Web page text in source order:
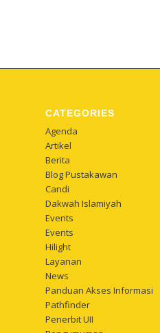
CATEGORIES
Agenda
Artikel
Berita
Blog Pustakawan
Candi
Dakwah Islamiyah
Events
Events
Hilight
Layanan
News
Panduan Akses Informasi
Pathfinder
Penerbit UII